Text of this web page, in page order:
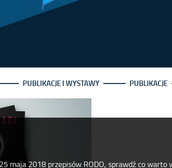
maja 2018 przepisów RODO, sprawdź co
PUBLIKACJE I WYSTAWY PUBLIKACJE